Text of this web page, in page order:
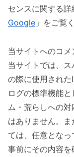
センスに関する詳
Google 」をご覧
当サイトへのコメ
当サイトでは、
の際に使用され
ログの標準機能
ム・荒らしへの
はありません。
ては、任意とな
事前にその内容